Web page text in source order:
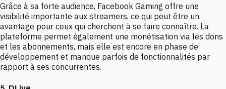
Grâce à sa forte audience, Facebook Gaming offre une
visibilité importante aux streamers, ce qui peut être un
avantage pour ceux qui cherchent à se faire connaître. La
plateforme permet également une monétisation via les dons
et les abonnements, mais elle est encore en phase de
développement et manque parfois de fonctionnalités par
rapport à ses concurrentes.